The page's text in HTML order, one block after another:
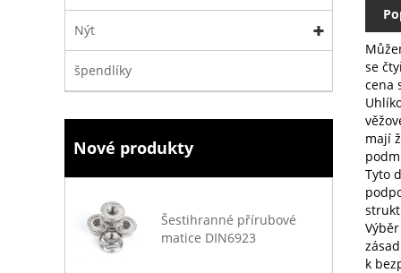
Nýt
špendlíky
Nové produkty
Šestihranné přírubové
matice DIN6923
se
cena
mají
Tyto
k